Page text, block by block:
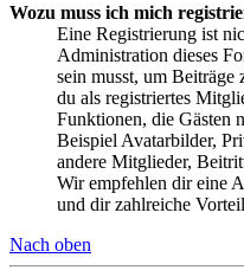
Wozu muss ich mich
Eine Registrierung ist
Administration dieses
sein musst, um Beiträge
du als registriertes
Funktionen, die Gästen
Beispiel Avatarbilder,
andere Mitglieder,
Wir empfehlen dir eine
und dir zahlreiche
Nach oben